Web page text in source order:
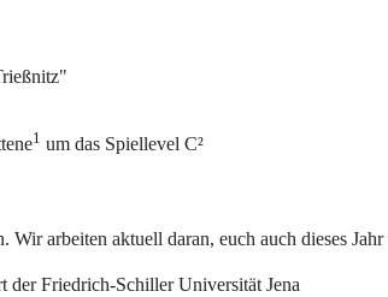
1 um das Spiellevel C²
arbeiten aktuell daran, euch auch dieses
der Friedrich-Schiller Universität Jena